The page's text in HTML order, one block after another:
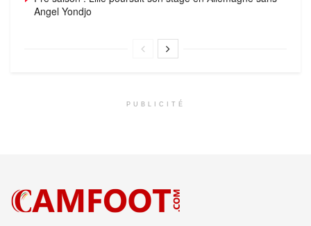
Angel Yondjo
PUBLICITÉ